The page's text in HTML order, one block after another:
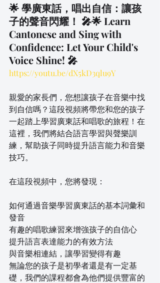
🌟 學廣東話，唱出自信：讓孩
子的聲音閃耀！ 🎤🌟 Learn
Cantonese and Sing with
Confidence: Let Your Child's
Voice Shine! 🎤
https://youtu.be/dX5kD3qlu9Y
親愛的家長們，您想讓孩子在音樂中找
到自信嗎？這段視頻將帶您和您的孩子
一起踏上學習廣東話和唱歌的旅程！在
這裡，我們將結合語言學習與聲樂訓
練，幫助孩子同時提升語言能力和音樂
技巧。
在這段視頻中，您將發現：
如何通過音樂學習廣東話的基本詞彙和
發音
有趣的唱歌練習來增強孩子的自信心
提升語言表達能力的有效方法
與音樂相連結，讓學習變得有趣
無論您的孩子是初學者還是有一定基
礎，我們的課程都會為他們提供豐富的